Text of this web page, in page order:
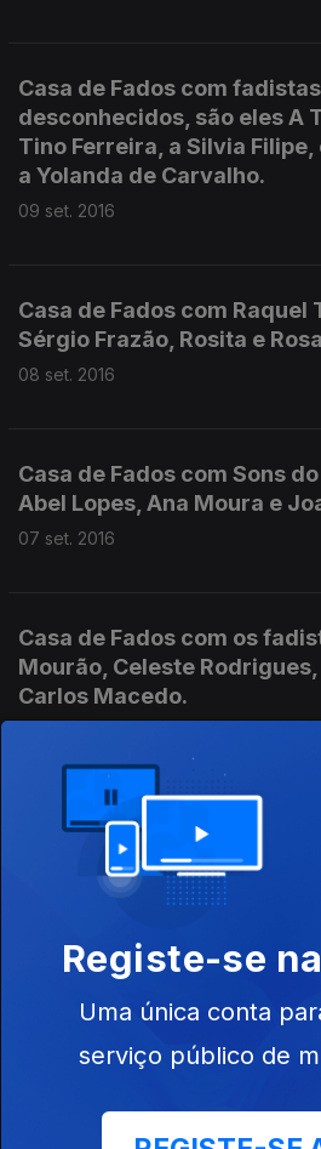
Casa de Fados com
desconhecidos, são eles A
Tino Ferreira, a Silvia Filipe,
a Yolanda de Carvalho.
09 set. 2016
Casa de Fados com Raquel
Sérgio Frazão, Rosita e
08 set. 2016
Casa de Fados com Sons
Abel Lopes, Ana Moura e
07 set. 2016
Casa de Fados com os
Mourão, Celeste
Carlos Macedo.
Fados com António Rocha,
Maria, Artur Batalha e
exclusivo do Casa de Fados.
Casa de Fados "ao vivo" no
Coração da Sé
Registe-se
Uma única conta
serviço público de